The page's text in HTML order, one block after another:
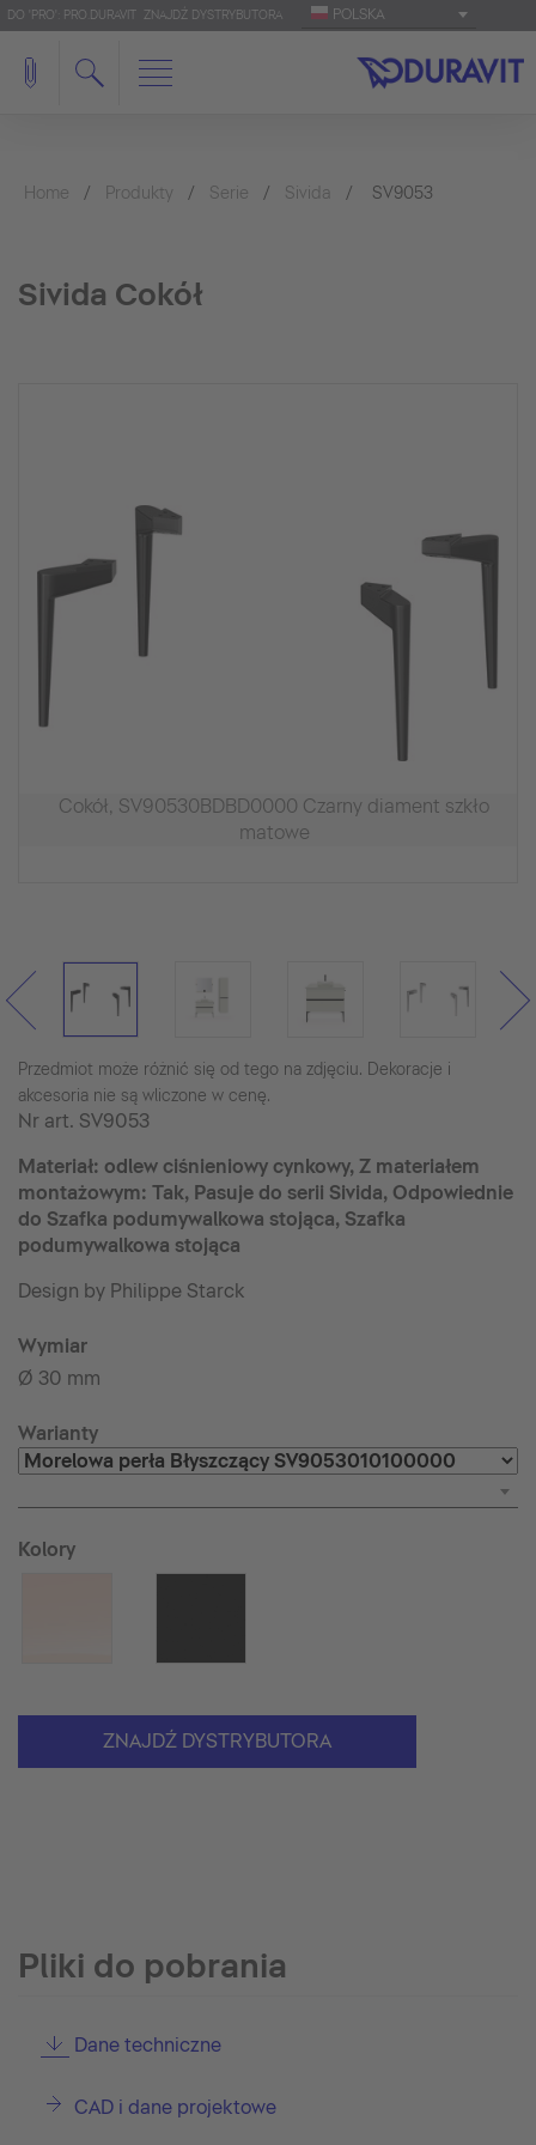
DO 'PRO': PRO.DURAVIT ZNAJDŹ DYSTRYBUTORA POLSKA
Home Produkty Serie Sivida SV9053
Sivida Cokół
Cokół, SV90530BDBD0000 Czarny diament szkło
matowe
Przedmiot może różnić się od tego na zdjęciu. Dekoracje i
akcesoria nie są wliczone w cenę.
Nr art. SV9053
Materiał: odlew ciśnieniowy cynkowy, Z materiałem
montażowym: Tak, Pasuje do serii Sivida, Odpowiednie
do Szafka podumywalkowa stojąca, Szafka
podumywalkowa stojąca
Design by Philippe Starck
Wymiar
Ø 30 mm
Warianty
Kolory
ZNAJDŹ DYSTRYBUTORA
Pliki do pobrania
Dane techniczne
CAD i dane projektowe